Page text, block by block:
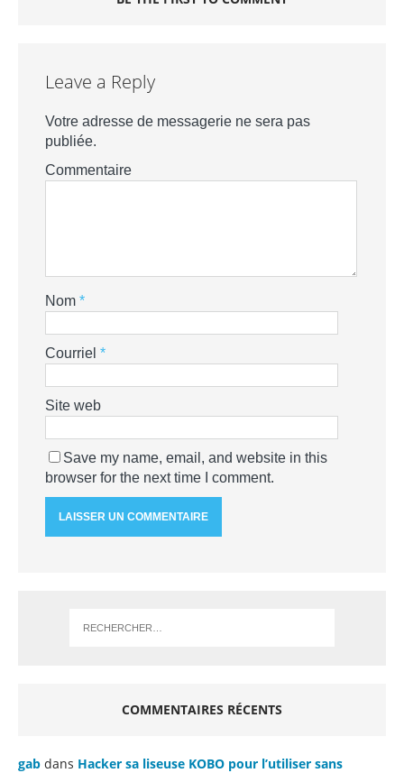
Leave a Reply
Votre adresse de messagerie ne sera pas
publiée.
Commentaire
Nom *
Courriel *
Site web
Save my name, email, and website in this
browser for the next time I comment.
COMMENTAIRES RÉCENTS
gab dans Hacker sa liseuse KOBO pour l’utiliser sans